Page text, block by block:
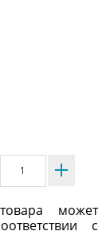
может
с